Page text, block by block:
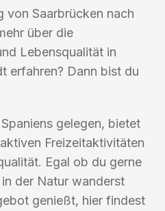
von Saarbrücken nach
über die
Lebensqualität in
erfahren? Dann bist du
gelegen, bietet
Freizeitaktivitäten
Egal ob du gerne
der Natur wanderst
genießt, hier findest